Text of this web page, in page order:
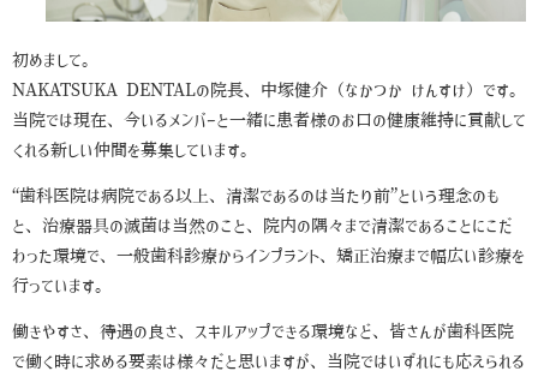
初めまして。
NAKATSUKA DENTALの院長、中塚健介（なかつか けんすけ）です。
当院では現在、今いるメンバーと一緒に患者様のお口の健康維持に貢献して
くれる新しい仲間を募集しています。
“歯科医院は病院である以上、清潔であるのは当たり前”という理念のも
と、治療器具の滅菌は当然のこと、院内の隅々まで清潔であることにこだ
わった環境で、一般歯科診療からインプラント、矯正治療まで幅広い診療を
行っています。
働きやすさ、待遇の良さ、スキルアップできる環境など、皆さんが歯科医院
で働く時に求める要素は様々だと思いますが、当院ではいずれにも応えられる